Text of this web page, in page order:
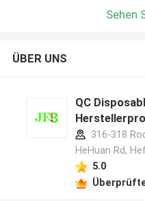
Sehen
ÜBER UNS
QC
316-318
HeHuan Rd,
5.0